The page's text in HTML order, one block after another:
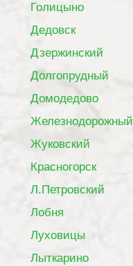
Голицыно
Дедовск
Дзержинский
Долгопрудный
Домодедово
Железнодорожный
Жуковский
Красногорск
Л.Петровский
Лобня
Луховицы
Лыткарино